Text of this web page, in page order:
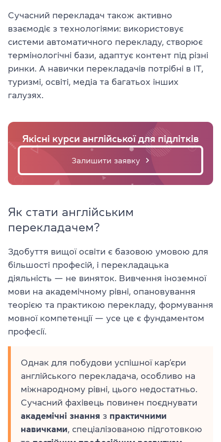
Сучасний перекладач також активно
взаємодіє з технологіями: використовує
системи автоматичного перекладу, створює
термінологічні бази, адаптує контент під різні
ринки. А навички перекладачів потрібні в IT,
туризмі, освіті, медіа та багатьох інших
галузях.
Якісні курси англійської для підлітків
Залишити заявку
Як стати англійським
перекладачем?
Здобуття вищої освіти є базовою умовою для
більшості професій, і перекладацька
діяльність — не виняток. Вивчення іноземної
мови на академічному рівні, опановування
теорією та практикою перекладу, формування
мовної компетенції — усе це є фундаментом
професії.
Однак для побудови успішної кар’єри
англійського перекладача, особливо на
міжнародному рівні, цього недостатньо.
Сучасний фахівець повинен поєднувати
академічні знання з практичними
навичками , спеціалізованою підготовкою